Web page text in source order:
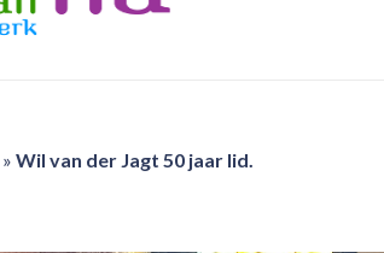
» Wil van der Jagt 50 jaar lid.